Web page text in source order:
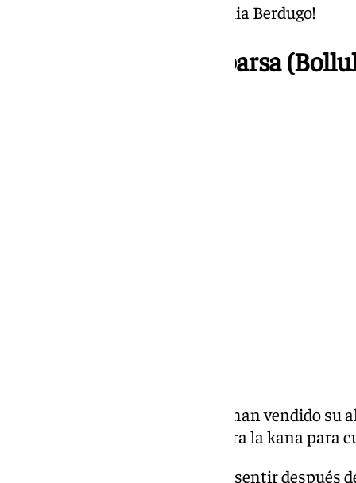
pregonero infantil! Viva la familia Berdugo!
Los enfermos – comparsa
El personaje: carnavaleros que han vendido su
encuentran en el Hospital Alacra la kana para
Unos versos para enmarcar: «Y sentir después